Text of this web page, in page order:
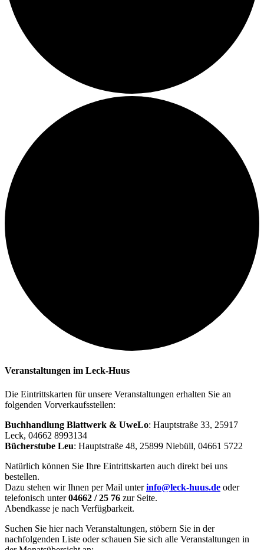
Veranstaltungen im Leck-Huus
Die Eintrittskarten für unsere Veranstaltungen erhalten Sie an
folgenden Vorverkaufsstellen:
Buchhandlung Blattwerk & UweLo: Hauptstraße 33, 25917
Leck, 04662 8993134
Bücherstube Leu: Hauptstraße 48, 25899 Niebüll, 04661 5722
Natürlich können Sie Ihre Eintrittskarten auch direkt bei uns
bestellen.
Dazu stehen wir Ihnen per Mail unterinfo@leck-huus.de oder
telefonisch unter04662 / 25 76 zur Seite.
Abendkasse je nach Verfügbarkeit.
Suchen Sie hier nach Veranstaltungen, stöbern Sie in der
nachfolgenden Liste oder schauen Sie sich alle Veranstaltungen in